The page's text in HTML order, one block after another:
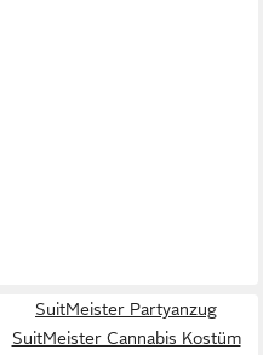
SuitMeister Partyanzug
SuitMeister Cannabis Kostüm